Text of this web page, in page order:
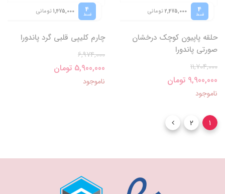
4
قسط 2,475,000 تومانی
حلقه پاپیون کوچک درخشان
صورتی پاندورا
11,704,000
9,900,000 تومان
ناموجود
4
قسط 1,475,000 تومانی
چارم کلیپی قلبی گرد پاندورا
6,974,000
5,900,000 تومان
ناموجود
1
2